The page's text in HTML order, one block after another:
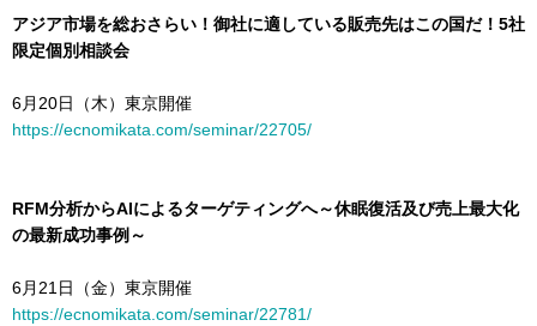
アジア市場を総おさらい！御社に適している販売先はこの国だ！5社
限定個別相談会
6月20日（木）東京開催
https://ecnomikata.com/seminar/22705/
RFM分析からAIによるターゲティングへ～休眠復活及び売上最大化
の最新成功事例～
6月21日（金）東京開催
https://ecnomikata.com/seminar/22781/